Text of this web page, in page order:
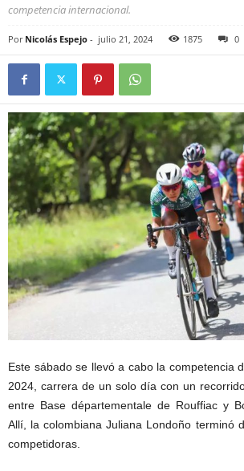
competencia internacional.
Por Nicolás Espejo - julio 21, 2024 1875 0
Este sábado se llevó a cabo la competencia
2024, carrera de un solo día con un
entre Base départementale de Rouffiac y
Allí, la colombiana Juliana Londoño terminó
competidoras.